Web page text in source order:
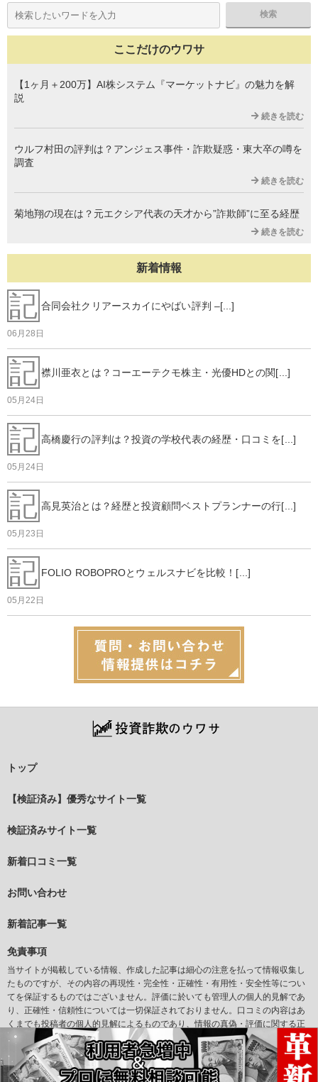
ここだけのウワサ
【1ヶ月＋200万】AI株システム『マーケットナビ』の魅力を解
説
続きを読む
ウルフ村田の評判は？アンジェス事件・詐欺疑惑・東大卒の噂を
調査
続きを読む
菊地翔の現在は？元エクシア代表の天才から”詐欺師”に至る経歴
続きを読む
新着情報
記 合同会社クリアースカイにやばい評判 –[...]
06月28日
記 襟川亜衣とは？コーエーテクモ株主・光優HDとの関[...]
05月24日
記 高橋慶行の評判は？投資の学校代表の経歴・口コミを[...]
05月24日
記 高見英治とは？経歴と投資顧問ベストプランナーの行[...]
05月23日
記 FOLIO ROBOPROとウェルスナビを比較！[...]
05月22日
トップ
【検証済み】優秀なサイト一覧
検証済みサイト一覧
新着口コミ一覧
お問い合わせ
新着記事一覧
免責事項
当サイトが掲載している情報、作成した記事は細心の注意を払って情報収集し
たものですが、その内容の再現性・完全性・正確性・有用性・安全性等につい
てを保証するものではございません。評価に於いても管理人の個人的見解であ
り、正確性・信頼性については一切保証されておりません。口コミの内容はあ
くまでも投稿者の個人的見解によるものであり、情報の真偽・評価に関する正
確性については一切保証されておりません。また当サイトからリンクされてい
るサイトについて、その掲載情報の正確性、合法性等を当社が保証するもので
はありません。万一、リンク先サイトの利用につき問題が生じた場合、当サイ
トは一切の責任を負いかねますので、利用者ご自身の責任で対処してくださ